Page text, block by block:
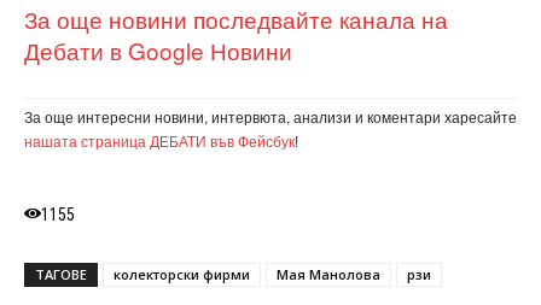
За още новини последвайте канала на
Дебати в Google Новини
За още интересни новини, интервюта, анализи и коментари харесайте
нашата страница ДЕБАТИ във Фейсбук!
1155
ТАГОВЕ колекторски фирми Мая Манолова рзи